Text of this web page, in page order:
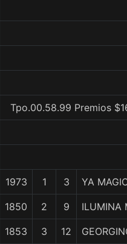
Tpo.00.58.99 Premios
1973 1 3 YA
1850 2 9 ILUMINA
1853 3 12